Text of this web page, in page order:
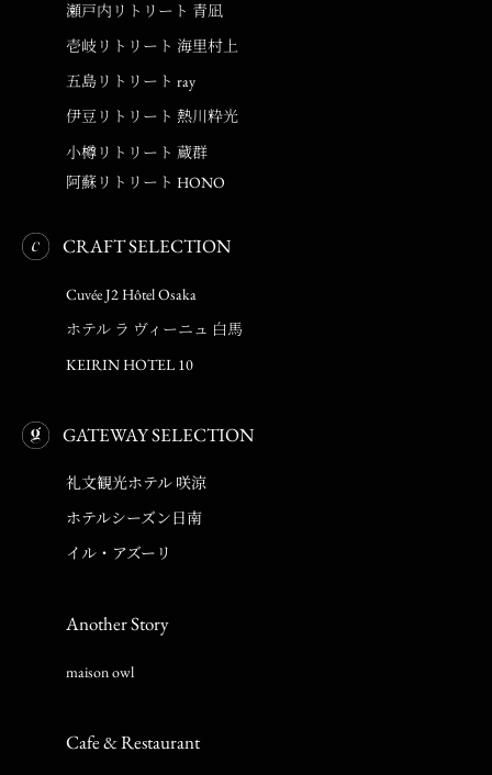
瀬戸内リトリート 青凪
壱岐リトリート 海里村上
五島リトリート ray
伊豆リトリート 熱川粋光
小樽リトリート 蔵群
阿蘇リトリート HONO
CRAFT SELECTION
Cuvée J2 Hôtel Osaka
ホテル ラ ヴィーニュ 白馬
KEIRIN HOTEL 10
GATEWAY SELECTION
礼文観光ホテル 咲涼
ホテルシーズン日南
イル・アズーリ
Another Story
maison owl
Cafe & Restaurant